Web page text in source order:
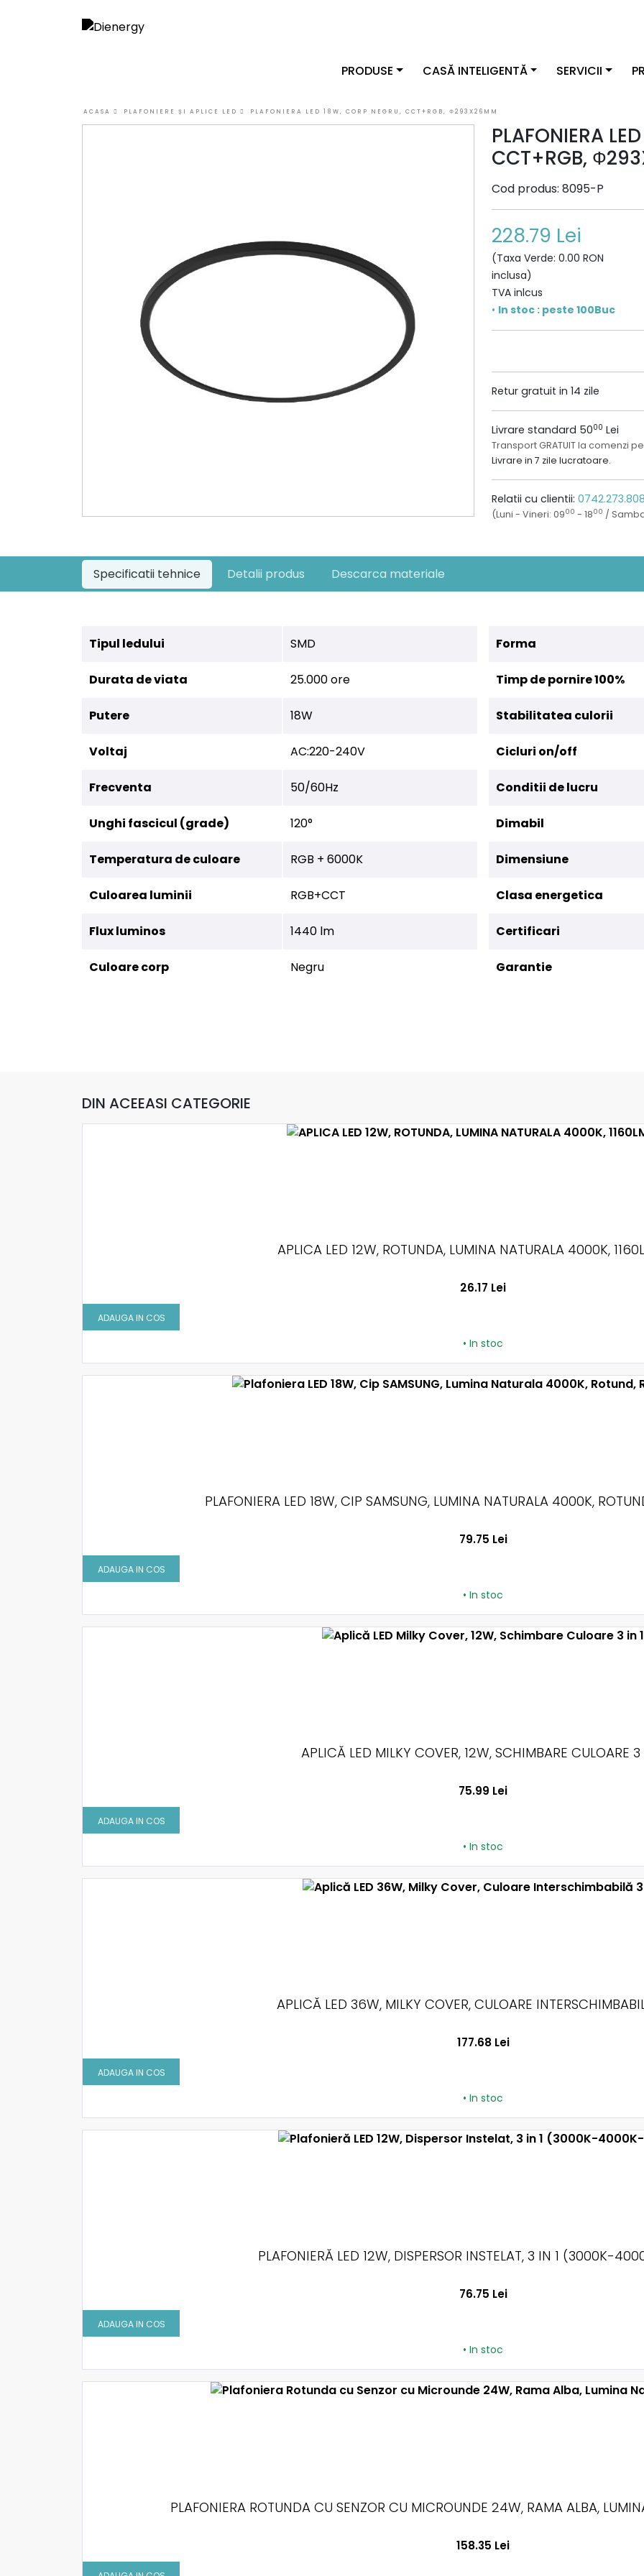
PRODUSE CASĂ INTELIGENTĂ SERVICII
ACASA PLAFONIERE ȘI APLICE LED PLAFONIERA LED 18W, CORP NEGRU, CCT+RGB, Ф293X26MM
PLAFONIERA
CCT+RGB,
Cod produs: 8095-P
228.79 Lei
(Taxa Verde: 0.00 RON
inclusa)
TVA inlcus
• In stoc : peste 100Buc
Retur gratuit in 14 zile
Livrare standard 5000 Lei
Transport GRATUIT la comenzi
Livrare in 7 zile lucratoare.
Relatii cu clientii:
(Luni - Vineri: 0900 - 1800 /
Specificatii tehnice Detalii produs Descarca materiale
Tipul ledului SMD
Durata de viata 25.000 ore
Putere 18W
Voltaj AC:220-240V
Frecventa 50/60Hz
Unghi fascicul (grade) 120°
Temperatura de culoare RGB + 6000K
Culoarea luminii RGB+CCT
Flux luminos 1440 lm
Culoare corp Negru
Forma
Timp de pornire 100%
Stabilitatea culorii
Cicluri on/off
Conditii de lucru
Dimabil
Dimensiune
Clasa energetica
Certificari
Garantie
DIN ACEEASI CATEGORIE
APLICA LED 12W, ROTUNDA, LUMINA NATURALA 4000K,
26.17 Lei
ADAUGA IN COS
• In stoc
PLAFONIERA LED 18W, CIP SAMSUNG, LUMINA NATURALA 4000K,
79.75 Lei
ADAUGA IN COS
• In stoc
APLICĂ LED MILKY COVER, 12W, SCHIMBARE CULOARE 3
75.99 Lei
ADAUGA IN COS
• In stoc
APLICĂ LED 36W, MILKY COVER, CULOARE
177.68 Lei
ADAUGA IN COS
• In stoc
PLAFONIERĂ LED 12W, DISPERSOR INSTELAT, 3 IN 1 (3000K-
76.75 Lei
ADAUGA IN COS
• In stoc
PLAFONIERA ROTUNDA CU SENZOR CU MICROUNDE 24W, RAMA ALBA,
158.35 Lei